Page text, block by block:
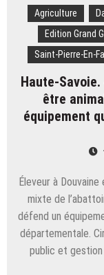
Agriculture
Edition Grand
Saint-Pierre-En-
Haute-
être
équipement
Éleveur à
mixte de
défend un
départementale.
public et